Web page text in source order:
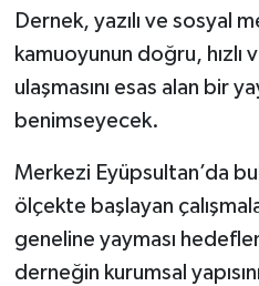
Dernek, yazılı ve sosyal
kamuoyunun doğru, hızlı
ulaşmasını esas alan bir
benimseyecek.
Merkezi Eyüpsultan’da
ölçekte başlayan
geneline yayması
derneğin kurumsal